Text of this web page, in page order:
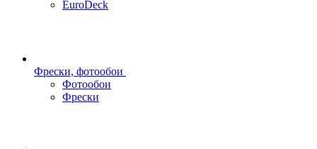
EuroDeck
Фрески, фотообои
Фотообои
Фрески